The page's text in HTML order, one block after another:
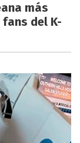
más
del K-